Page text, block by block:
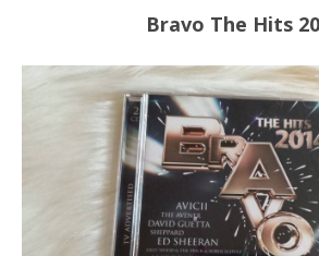
Bravo The Hits